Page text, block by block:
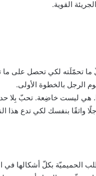
ما تحمّلَته لكي تحصل على ما
الرجل بالخطوة الأولى.
هي ليست خاضِعة. تحبّ بِلا
واثقًا بنفسك لكي تدع هذا
الحميميّة بكلّ أشكالها في